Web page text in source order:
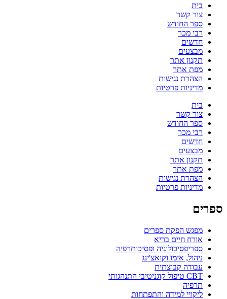
בית
צור קשר
ספר החודש
רבי מכר
חדשים
מבצעים
תקנון אתר
מפת אתר
הצהרת נגישות
מדיניות פרטיות
בית
צור קשר
ספר החודש
רבי מכר
חדשים
מבצעים
תקנון אתר
מפת אתר
הצהרת נגישות
מדיניות פרטיות
ספרים
מפגש הפקת ספרים
אורח חיים בריא
ספריפסיכולוגיה ופסיכותרפיה
ניהול, אימו וקואצ'ינג
עבודה קבוצתית
CBT טיפול קוגניטיבי התנהגותי
תרפיה
ליקויי למידה והתפתחות